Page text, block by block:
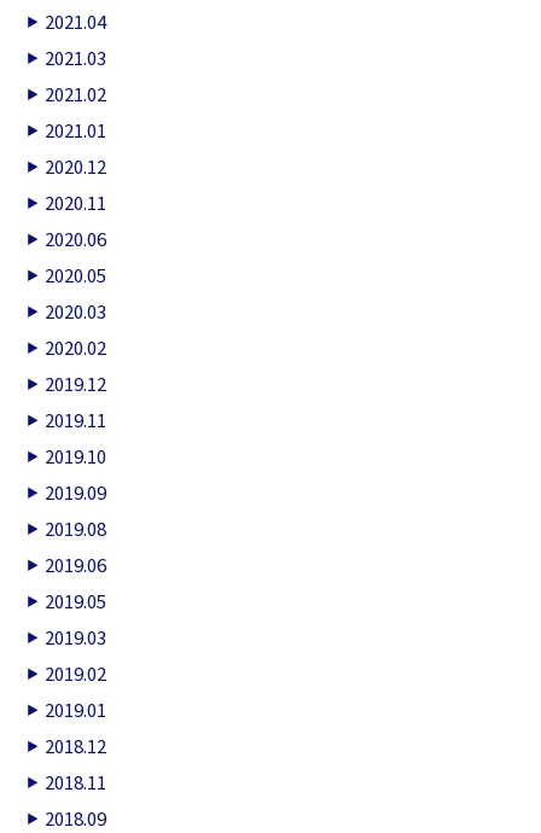
2021.04
2021.03
2021.02
2021.01
2020.12
2020.11
2020.06
2020.05
2020.03
2020.02
2019.12
2019.11
2019.10
2019.09
2019.08
2019.06
2019.05
2019.03
2019.02
2019.01
2018.12
2018.11
2018.09